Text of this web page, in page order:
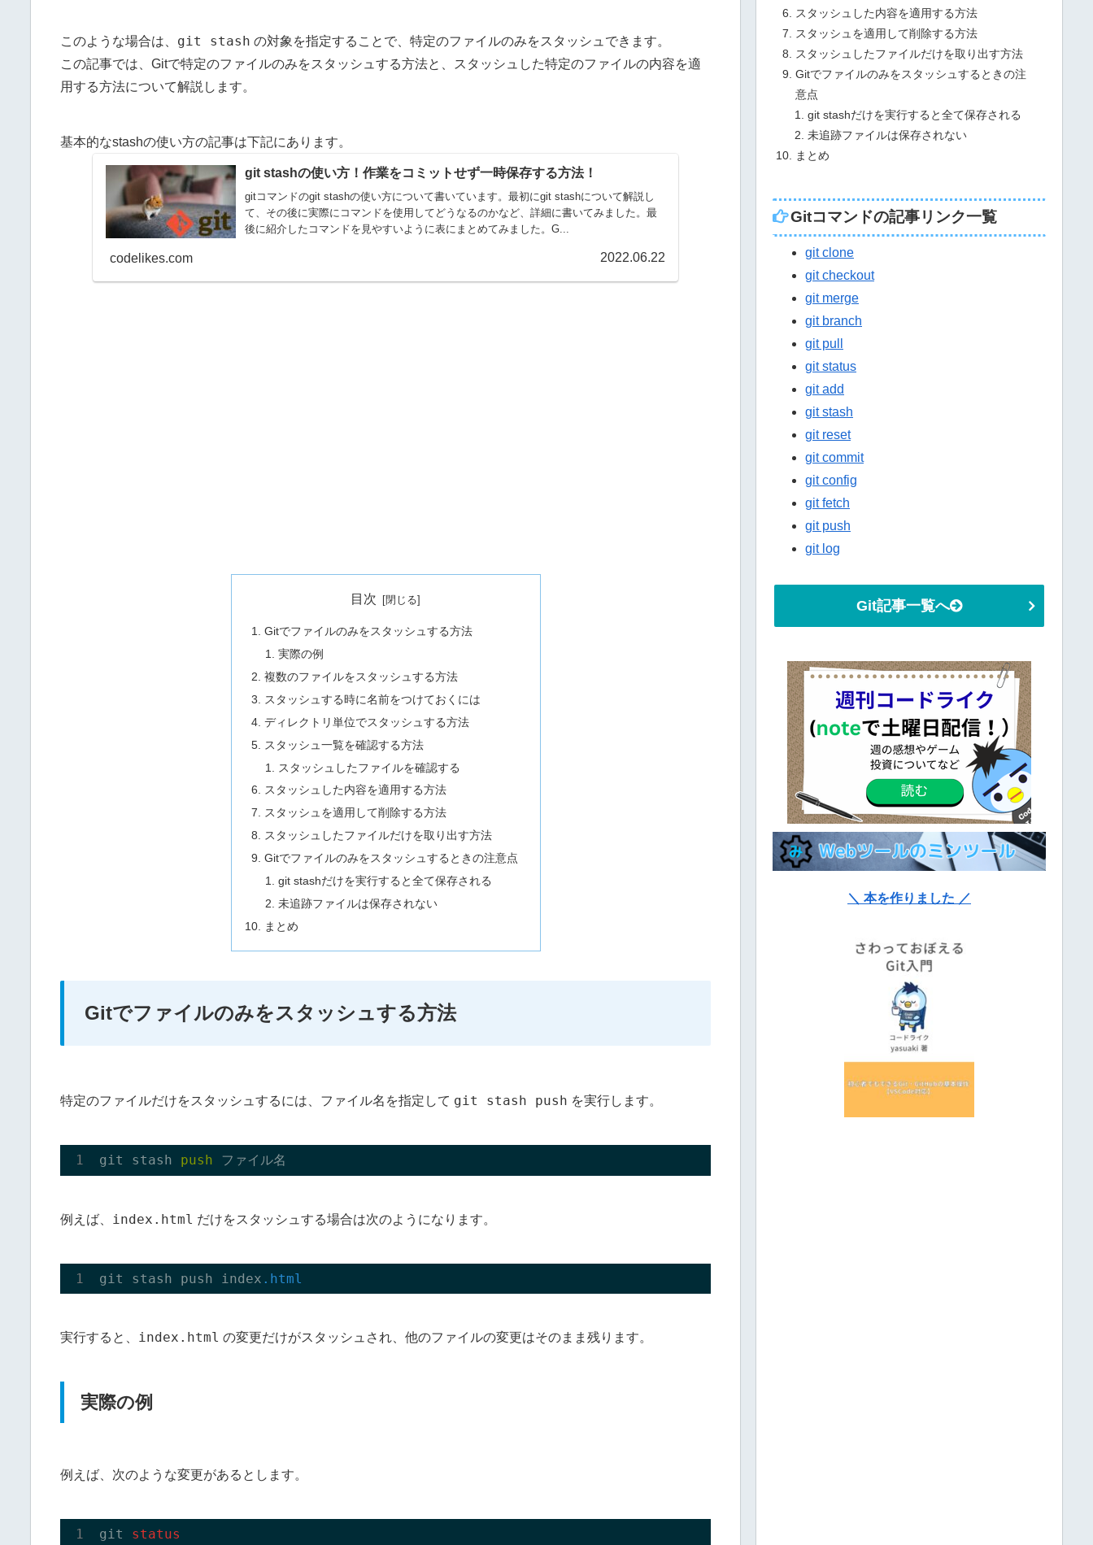
このような場合は、 git stash の対象を指定することで、特定のファイルのみをスタッシュできます。
この記事では、Gitで特定のファイルのみをスタッシュする方法と、スタッシュした特定のファイルの内容を適
用する方法について解説します。
基本的なstashの使い方の記事は下記にあります。
git stashの使い方！作業をコミットせず一時保存する方法！
gitコマンドのgit stashの使い方について書いています。最初にgit stashについて解説し
て、その後に実際にコマンドを使用してどうなるのかなど、詳細に書いてみました。最
後に紹介したコマンドを見やすいように表にまとめてみました。G...
codelikes.com 2022.06.22
目次
Gitでファイルのみをスタッシュする方法
実際の例
複数のファイルをスタッシュする方法
スタッシュする時に名前をつけておくには
ディレクトリ単位でスタッシュする方法
スタッシュ一覧を確認する方法
スタッシュしたファイルを確認する
スタッシュした内容を適用する方法
スタッシュを適用して削除する方法
スタッシュしたファイルだけを取り出す方法
Gitでファイルのみをスタッシュするときの注意点
git stashだけを実行すると全て保存される
未追跡ファイルは保存されない
まとめ
Gitでファイルのみをスタッシュする方法
特定のファイルだけをスタッシュするには、ファイル名を指定して git stash push を実行します。
git stash push
例えば、 index.html だけをスタッシュする場合は次のようになります。
git stash push index .html
実行すると、 index.html の変更だけがスタッシュされ、他のファイルの変更はそのまま残ります。
実際の例
例えば、次のような変更があるとします。
git status
スタッシュした内容を適用する方法
スタッシュを適用して削除する方法
スタッシュしたファイルだけを取り出す方法
Gitでファイルのみをスタッシュするときの注
意点
git stashだけを実行すると全て保存される
未追跡ファイルは保存されない
まとめ
Gitコマンドの記事リンク一覧
git clone
git checkout
git merge
git branch
git pull
git status
git add
git stash
git reset
git commit
git config
git fetch
git push
git log
Git記事一覧へ
＼ 本を作りました ／